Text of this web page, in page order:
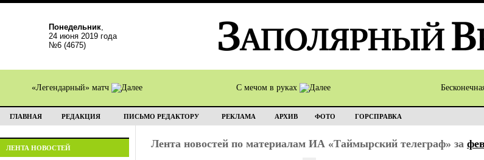
Понедельник,
24 июня 2019 года
№6 (4675)
«Легендарный» матч С мечом в руках
ГЛАВНАЯ РЕДАКЦИЯ ПИСЬМО РЕДАКТОРУ РЕКЛАМА АРХИВ ФОТО ГОРСПРАВКА
ЛЕНТА НОВОСТЕЙ Лента новостей по материалам ИА «Таймырский телеграф» за